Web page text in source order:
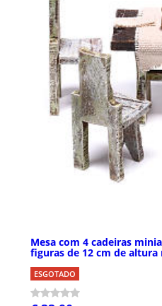
Mesa com 4 cadeiras
figuras de 12 cm de altura
ESGOTADO